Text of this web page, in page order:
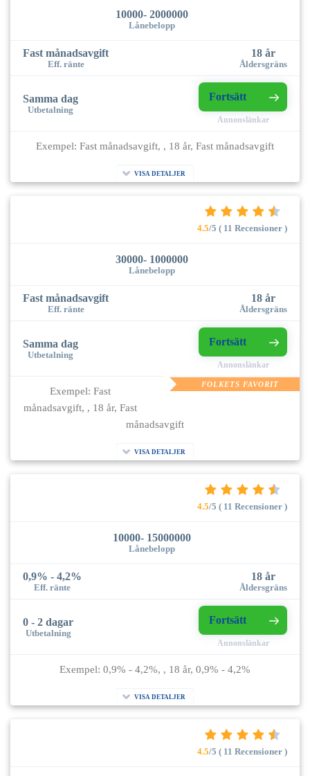
10000- 2000000
Lånebelopp
Fast månadsavgift
Eff. ränte
18 år
Åldersgräns
Samma dag
Utbetalning
Fortsätt
Annonslänkar
Exempel: Fast månadsavgift, , 18 år, Fast månadsavgift
VISA DETALJER
4.5/5 ( 11 Recensioner )
30000- 1000000
Lånebelopp
Fast månadsavgift
Eff. ränte
18 år
Åldersgräns
Samma dag
Utbetalning
Fortsätt
Annonslänkar
FOLKETS FAVORIT
Exempel: Fast
månadsavgift, , 18 år, Fast
månadsavgift
VISA DETALJER
4.5/5 ( 11 Recensioner )
10000- 15000000
Lånebelopp
0,9% - 4,2%
Eff. ränte
18 år
Åldersgräns
0 - 2 dagar
Utbetalning
Fortsätt
Annonslänkar
Exempel: 0,9% - 4,2%, , 18 år, 0,9% - 4,2%
VISA DETALJER
4.5/5 ( 11 Recensioner )